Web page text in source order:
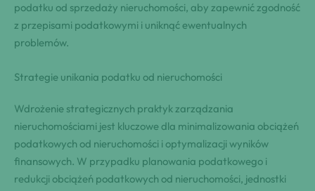
podatku od sprzedaży nieruchomości, aby zapewnić zgodność
z przepisami podatkowymi i uniknąć ewentualnych
problemów.
Strategie unikania podatku od nieruchomości
Wdrożenie strategicznych praktyk zarządzania
nieruchomościami jest kluczowe dla minimalizowania obciążeń
podatkowych od nieruchomości i optymalizacji wyników
finansowych. W przypadku planowania podatkowego i
redukcji obciążeń podatkowych od nieruchomości, jednostki